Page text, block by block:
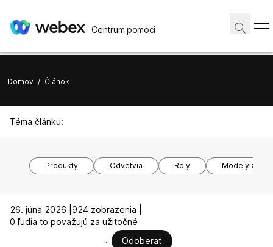
Centrum pomoci
Domov / Článok
Téma článku:
Produkty Odvetvia Roly Modely
26. júna 2026 | 924 zobrazenia |
0 ľudia to považujú za užitočné
Odoberať